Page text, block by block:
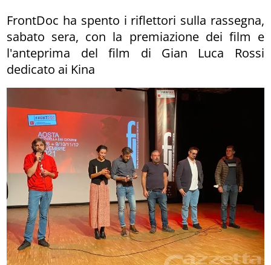
FrontDoc ha spento i riflettori sulla rassegna,
sabato sera, con la premiazione dei film e
l'anteprima del film di Gian Luca Rossi
dedicato ai Kina